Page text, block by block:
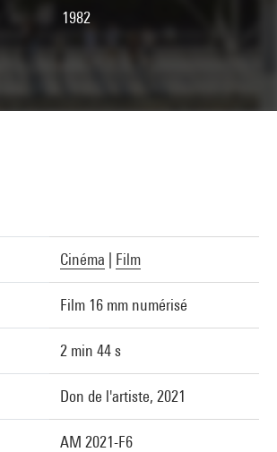
1982
Cinéma Film
Film 16 mm numérisé
2 min 44 s
Don de l'artiste, 2021
AM 2021-F6